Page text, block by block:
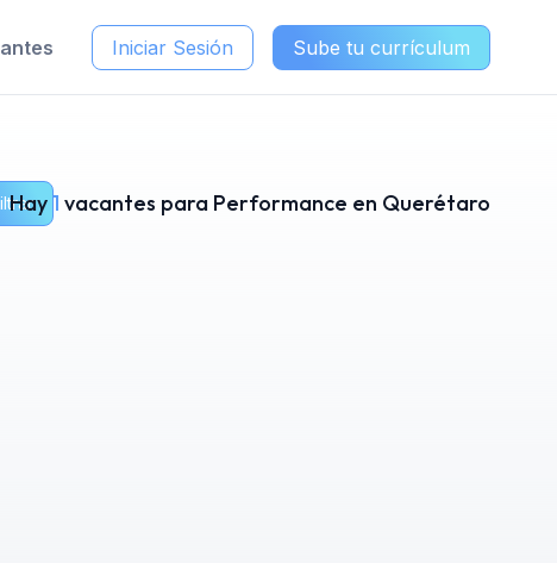
Iniciar Sesión Sube tu currículum
Hay 1 vacantes para Performance en Querétaro